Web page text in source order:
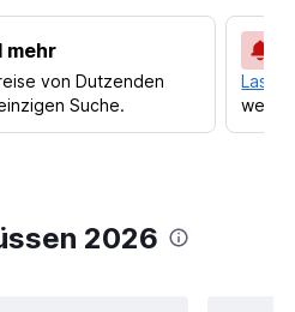
mehr
von Dutzenden
Suche.
Lass
2026